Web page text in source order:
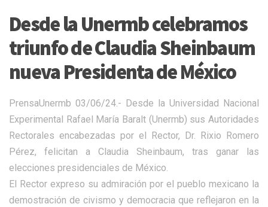
Desde la Unermb celebramos
triunfo de Claudia Sheinbaum
nueva Presidenta de México
PrensaUnermb 03/06/24.- Desde la Universidad Nacional
Experimental Rafael María Baralt (Unermb) sus Autoridades
Rectorales encabezadas por el Rector, Dr. Rixio Romero
Pérez, felicitan a Claudia Sheinbaum, tras ganar las
elecciones presidenciales de México.
El Rector expreso su admiración por el pueblo mexicano la
demostración de civismo y democracia que reflejaron en la